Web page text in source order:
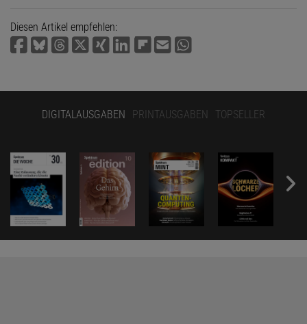
Diesen Artikel empfehlen:
DIGITALAUSGABEN PRINTAUSGABEN TOPSELLER